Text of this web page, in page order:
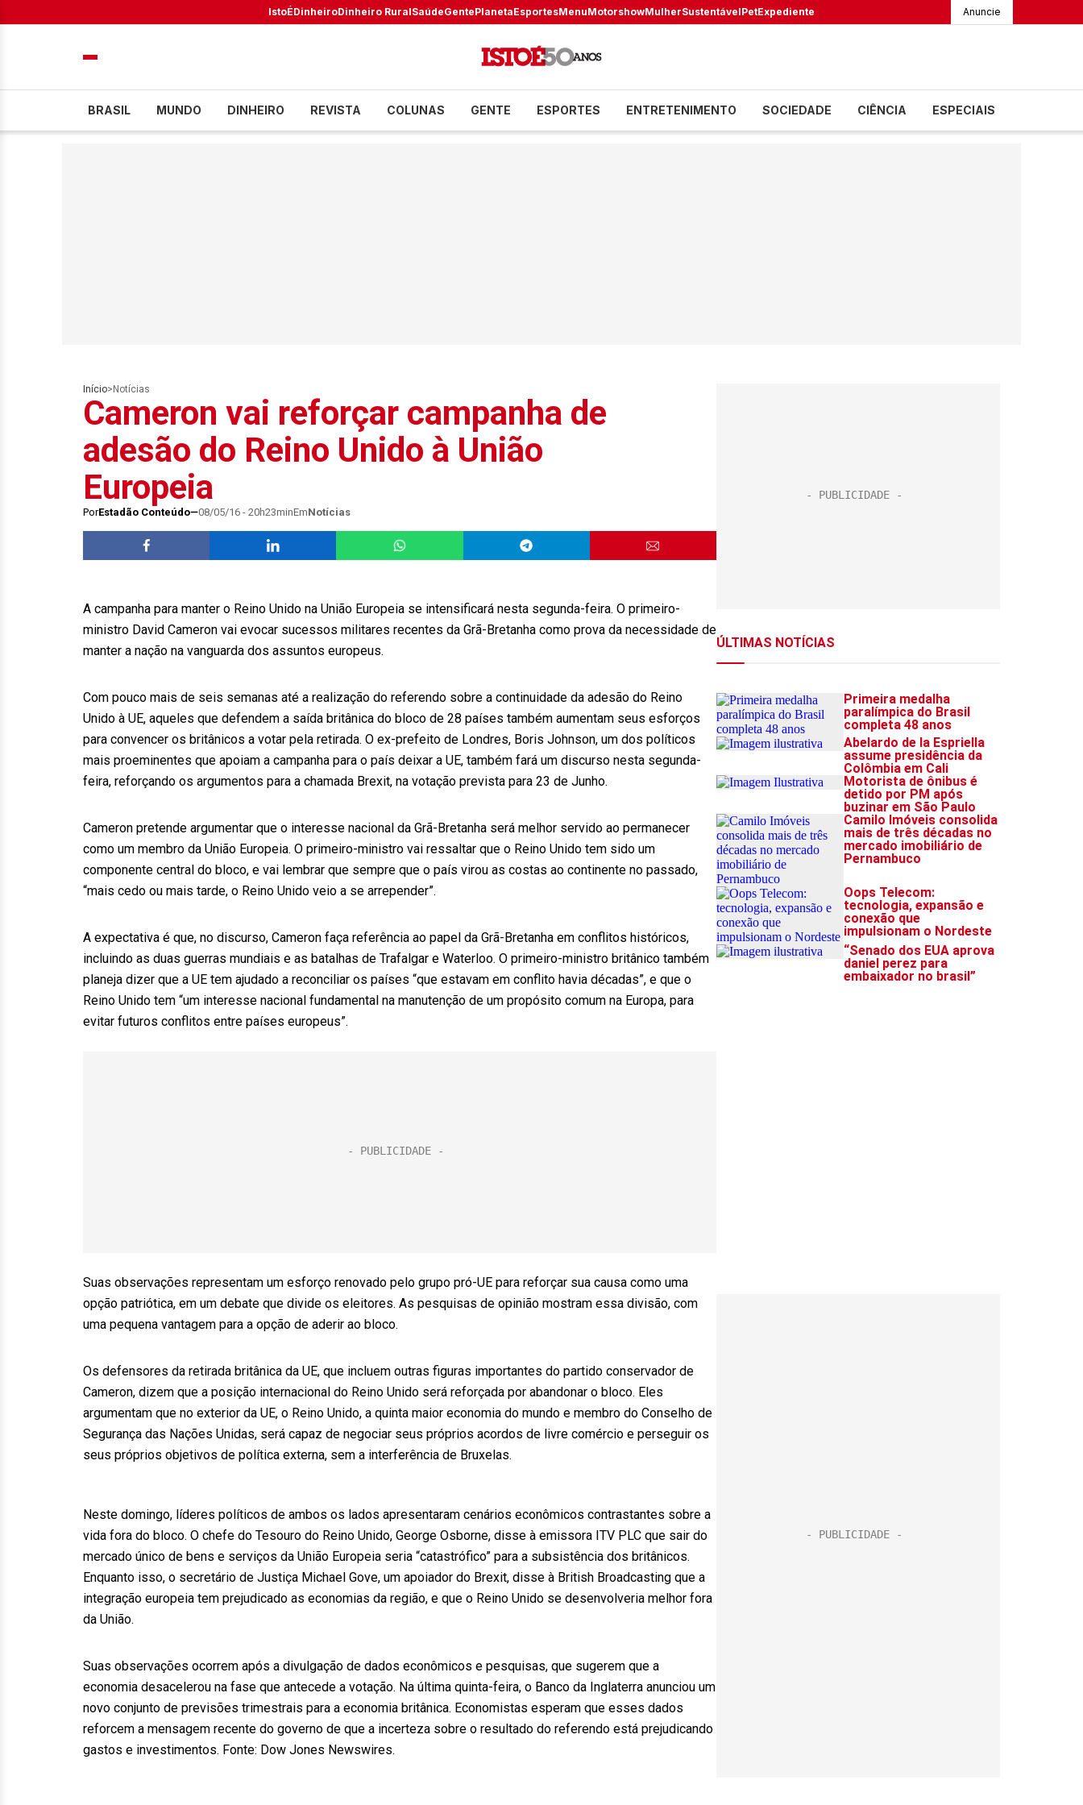
IstoÉDinheiroDinheiro RuralSaúdeGentePlanetaEsportesMenuMotorshowMulherSustentávelPetExpediente Anuncie
BRASIL MUNDO DINHEIRO REVISTA COLUNAS GENTE ESPORTES ENTRETENIMENTO SOCIEDADE CIÊNCIA ESPECIAIS
Início> Notícias
Cameron vai reforçar campanha de
adesão do Reino Unido à União
Europeia
PorEstadão Conteúdo 08/05/16 - 20h23minEmNotícias
A campanha para manter o Reino Unido na União Europeia se intensificará nesta segunda-feira. O primeiro-
ministro David Cameron vai evocar sucessos militares recentes da Grã-Bretanha como prova da necessidade de
manter a nação na vanguarda dos assuntos europeus.
Com pouco mais de seis semanas até a realização do referendo sobre a continuidade da adesão do Reino
Unido à UE, aqueles que defendem a saída britânica do bloco de 28 países também aumentam seus esforços
para convencer os britânicos a votar pela retirada. O ex-prefeito de Londres, Boris Johnson, um dos políticos
mais proeminentes que apoiam a campanha para o país deixar a UE, também fará um discurso nesta segunda-
feira, reforçando os argumentos para a chamada Brexit, na votação prevista para 23 de Junho.
Cameron pretende argumentar que o interesse nacional da Grã-Bretanha será melhor servido ao permanecer
como um membro da União Europeia. O primeiro-ministro vai ressaltar que o Reino Unido tem sido um
componente central do bloco, e vai lembrar que sempre que o país virou as costas ao continente no passado,
“mais cedo ou mais tarde, o Reino Unido veio a se arrepender”.
A expectativa é que, no discurso, Cameron faça referência ao papel da Grã-Bretanha em conflitos históricos,
incluindo as duas guerras mundiais e as batalhas de Trafalgar e Waterloo. O primeiro-ministro britânico também
planeja dizer que a UE tem ajudado a reconciliar os países “que estavam em conflito havia décadas”, e que o
Reino Unido tem “um interesse nacional fundamental na manutenção de um propósito comum na Europa, para
evitar futuros conflitos entre países europeus”.
Suas observações representam um esforço renovado pelo grupo pró-UE para reforçar sua causa como uma
opção patriótica, em um debate que divide os eleitores. As pesquisas de opinião mostram essa divisão, com
uma pequena vantagem para a opção de aderir ao bloco.
Os defensores da retirada britânica da UE, que incluem outras figuras importantes do partido conservador de
Cameron, dizem que a posição internacional do Reino Unido será reforçada por abandonar o bloco. Eles
argumentam que no exterior da UE, o Reino Unido, a quinta maior economia do mundo e membro do Conselho de
Segurança das Nações Unidas, será capaz de negociar seus próprios acordos de livre comércio e perseguir os
seus próprios objetivos de política externa, sem a interferência de Bruxelas.
Neste domingo, líderes políticos de ambos os lados apresentaram cenários econômicos contrastantes sobre a
vida fora do bloco. O chefe do Tesouro do Reino Unido, George Osborne, disse à emissora ITV PLC que sair do
mercado único de bens e serviços da União Europeia seria “catastrófico” para a subsistência dos britânicos.
Enquanto isso, o secretário de Justiça Michael Gove, um apoiador do Brexit, disse à British Broadcasting que a
integração europeia tem prejudicado as economias da região, e que o Reino Unido se desenvolveria melhor fora
da União.
Suas observações ocorrem após a divulgação de dados econômicos e pesquisas, que sugerem que a
economia desacelerou na fase que antecede a votação. Na última quinta-feira, o Banco da Inglaterra anunciou um
novo conjunto de previsões trimestrais para a economia britânica. Economistas esperam que esses dados
reforcem a mensagem recente do governo de que a incerteza sobre o resultado do referendo está prejudicando
gastos e investimentos. Fonte: Dow Jones Newswires.